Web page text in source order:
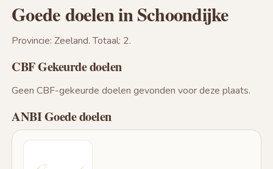
Goede doelen in Schoondijke
Provincie: Zeeland. Totaal: 2.
CBF Gekeurde doelen
Geen CBF-gekeurde doelen gevonden voor deze plaats.
ANBI Goede doelen